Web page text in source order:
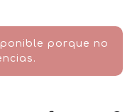
porque no